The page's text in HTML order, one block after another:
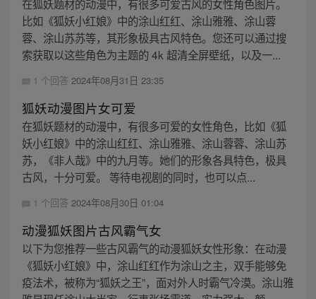
在狐妖题材的动漫中，有很多可爱古风的女性角色图片。
比如《狐妖小红娘》中的涂山红红、涂山雅雅、涂山蓉
蓉、涂山苏苏等，其形象极具古风特色。您还可以通过搜
索获取以这些角色为主题的 4k 超清全屏壁纸，以及一...
1 个回答 2024年08月31日 23:35
狐妖动漫图片女可爱
在狐妖题材的动漫中，有很多可爱的女性角色，比如《狐
妖小红娘》中的涂山红红、涂山雅雅、涂山蓉蓉、涂山苏
苏，《非人哉》中的九月等。她们的形象各具特色，极具
古风，十分可爱。 等待电视剧的同时，也可以点...
1 个回答 2024年08月30日 01:04
动漫狐妖图片古风霸气女
以下为您推荐一些古风霸气的动漫狐妖女性形象：在动漫
《狐妖小红娘》中，涂山红红作为涂山之主，双手能够免
疫法术，被称为“狐妖之王”，面对外人时霸气冷漠。涂山雅